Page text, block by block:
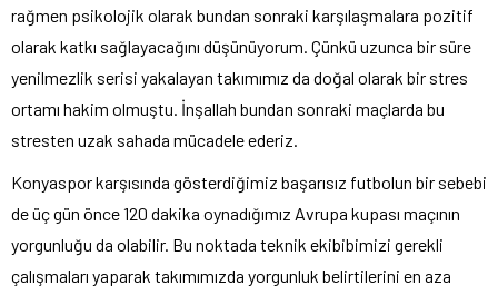
rağmen psikolojik olarak bundan sonraki karşılaşmalara pozitif
olarak katkı sağlayacağını düşünüyorum. Çünkü uzunca bir süre
yenilmezlik serisi yakalayan takımımız da doğal olarak bir stres
ortamı hakim olmuştu. İnşallah bundan sonraki maçlarda bu
stresten uzak sahada mücadele ederiz.
Konyaspor karşısında gösterdiğimiz başarısız futbolun bir sebebi
de üç gün önce 120 dakika oynadığımız Avrupa kupası maçının
yorgunluğu da olabilir. Bu noktada teknik ekibibimizi gerekli
çalışmaları yaparak takımımızda yorgunluk belirtilerini en aza